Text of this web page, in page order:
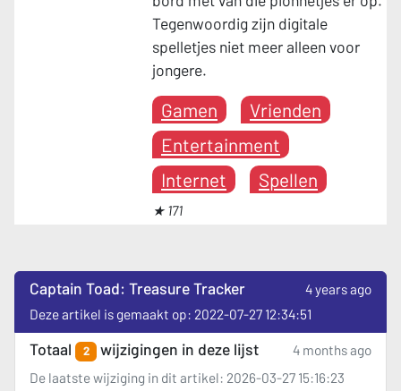
Tegenwoordig zijn digitale
spelletjes niet meer alleen voor
jongere.
Gamen
Vrienden
Entertainment
Internet
Spellen
★ 171
Captain Toad: Treasure Tracker
4 years ago
Deze artikel is gemaakt op: 2022-07-27 12:34:51
Totaal 2 wijzigingen in deze lijst
4 months ago
De laatste wijziging in dit artikel: 2026-03-27 15:16:23